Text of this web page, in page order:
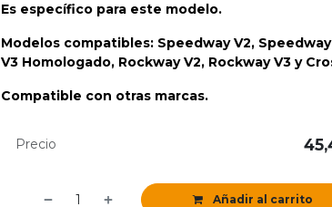
Es específico para este modelo.
Modelos compatibles: Speedway V2,
V3 Homologado, Rockway V2, Rockway V3 y
Compatible con otras marcas.
Añadir al carrito
Precio